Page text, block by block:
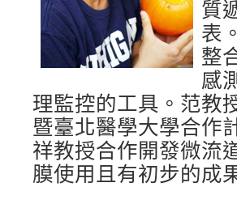
質
表
整
感
理監控的工具。范教
暨臺北醫學大學合作
祥教授合作開發微流
膜使用且有初步的成